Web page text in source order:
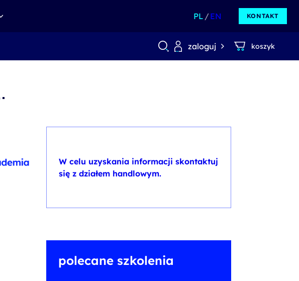
PL EN KONTAKT
zaloguj koszyk
W celu uzyskania informacji skontaktuj
się z działem handlowym.
polecane szkolenia